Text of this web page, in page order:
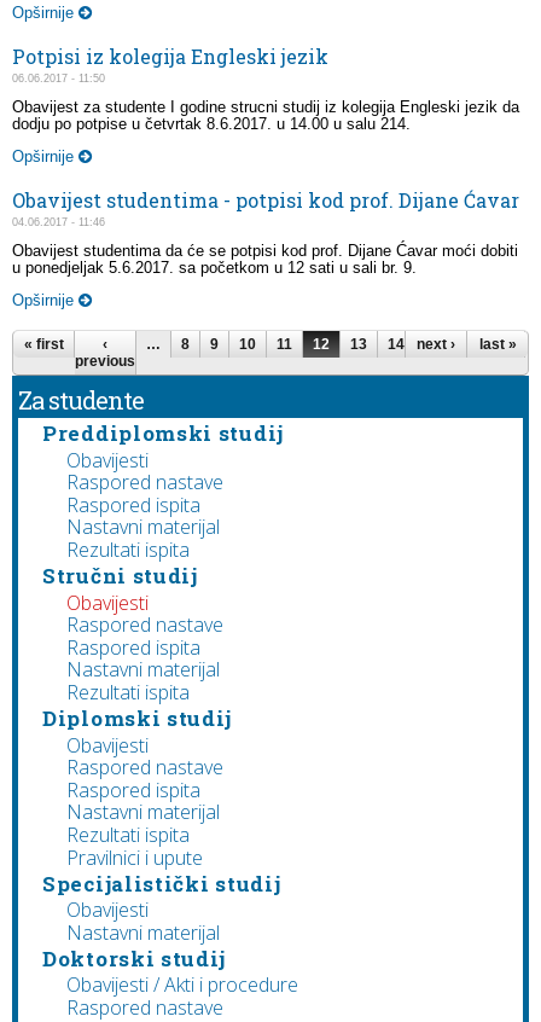
Opširnije
Potpisi iz kolegija Engleski jezik
06.06.2017 - 11:50
Obavijest za studente I godine strucni studij iz kolegija Engleski jezik da
dodju po potpise u četvrtak 8.6.2017. u 14.00 u salu 214.
Opširnije
Obavijest studentima - potpisi kod prof. Dijane Ćavar
04.06.2017 - 11:46
Obavijest studentima da će se potpisi kod prof. Dijane Ćavar moći dobiti
u ponedjeljak 5.6.2017. sa početkom u 12 sati u sali br. 9.
Opširnije
Pages
« first
‹
previous
… 8 9 10 11 12 13 14 15 …
next › last »
Za studente
Preddiplomski studij
Obavijesti
Raspored nastave
Raspored ispita
Nastavni materijal
Rezultati ispita
Stručni studij
Obavijesti
Raspored nastave
Raspored ispita
Nastavni materijal
Rezultati ispita
Diplomski studij
Obavijesti
Raspored nastave
Raspored ispita
Nastavni materijal
Rezultati ispita
Pravilnici i upute
Specijalistički studij
Obavijesti
Nastavni materijal
Doktorski studij
Obavijesti / Akti i procedure
Raspored nastave